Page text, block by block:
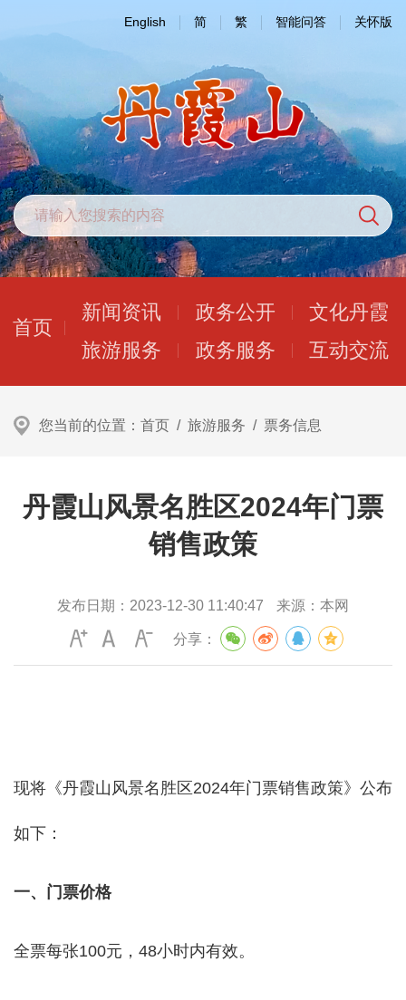
English 简 繁 智能问答 关怀版
首页
新闻资讯 政务公开
文化丹霞
旅游服务
政务服务 互动交流
您当前的位置： 首页 / 旅游服务 / 票务信息
丹霞山风景名胜区2024年门票
销售政策
发布日期： 2023-12-30 11:40:47 来源： 本网
分享：
现将《丹霞山风景名胜区2024年门票销售政策》公布
如下：
一、门票价格
全票每张100元，48小时内有效。